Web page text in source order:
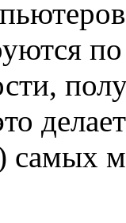
по
самых